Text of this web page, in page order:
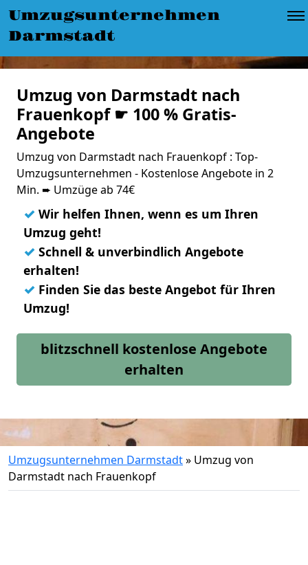
Umzugsunternehmen
Darmstadt
Umzug von Darmstadt nach
Frauenkopf ☛ 100 % Gratis-
Angebote
Umzug von Darmstadt nach Frauenkopf : Top-
Umzugsunternehmen - Kostenlose Angebote in 2
Min. ➨ Umzüge ab 74€
✓ Wir helfen Ihnen, wenn es um Ihren
Umzug geht!
✓ Schnell & unverbindlich Angebote
erhalten!
✓ Finden Sie das beste Angebot für Ihren
Umzug!
blitzschnell kostenlose Angebote
erhalten
Umzugsunternehmen Darmstadt» Umzug von
Darmstadt nach Frauenkopf